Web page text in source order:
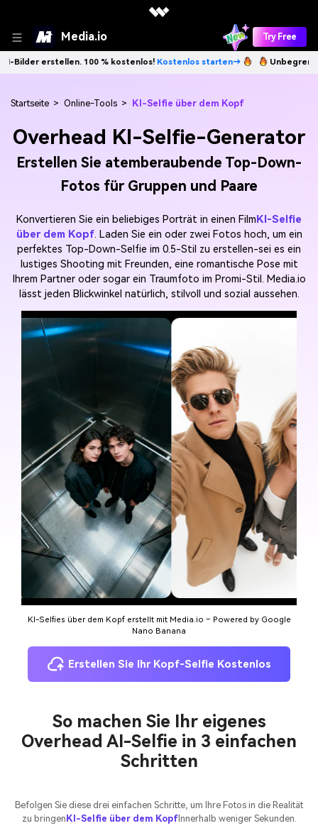
Media.io Try Free
100 % kostenlos!Kostenlos starten→ Unbegrenzt KI-Bilder
Startseite > Online-Tools > KI-Selfie über dem Kopf
Overhead KI-Selfie-Generator
Erstellen Sie atemberaubende Top-Down-
Fotos für Gruppen und Paare
Konvertieren Sie ein beliebiges Porträt in einen Film KI-Selfie
über dem Kopf. Laden Sie ein oder zwei Fotos hoch, um ein
perfektes Top-Down-Selfie im 0.5-Stil zu erstellen-sei es ein
lustiges Shooting mit Freunden, eine romantische Pose mit
Ihrem Partner oder sogar ein Traumfoto im Promi-Stil. Media.io
lässt jeden Blickwinkel natürlich, stilvoll und sozial aussehen.
KI-Selfies über dem Kopf erstellt mit Media.io – Powered by Google
Nano Banana
Erstellen Sie Ihr Kopf-Selfie Kostenlos
So machen Sie Ihr eigenes
Overhead AI-Selfie in 3 einfachen
Schritten
Befolgen Sie diese drei einfachen Schritte, um Ihre Fotos in die Realität
zu bringen KI-Selfie über dem KopfInnerhalb weniger Sekunden.